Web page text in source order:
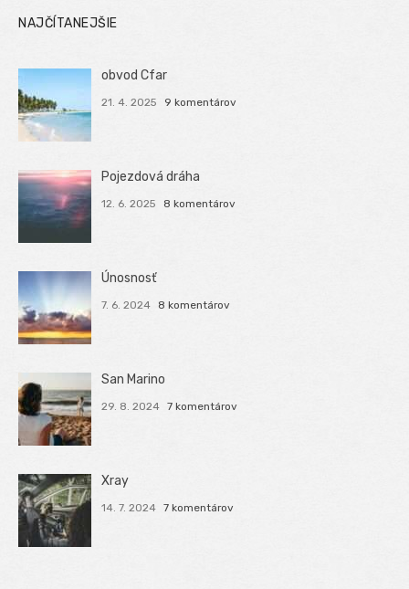
NAJČÍTANEJŠIE
obvod Cfar
21. 4. 2025 9 komentárov
Pojezdová dráha
12. 6. 2025 8 komentárov
Únosnosť
7. 6. 2024 8 komentárov
San Marino
29. 8. 2024 7 komentárov
Xray
14. 7. 2024 7 komentárov